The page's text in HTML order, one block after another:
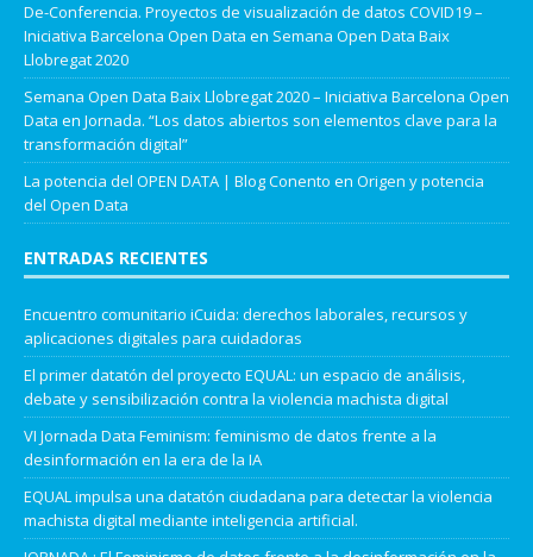
De-Conferencia. Proyectos de visualización de datos COVID19 –
Iniciativa Barcelona Open Data en Semana Open Data Baix
Llobregat 2020
Semana Open Data Baix Llobregat 2020 – Iniciativa Barcelona Open
Data en Jornada. “Los datos abiertos son elementos clave para la
transformación digital”
La potencia del OPEN DATA | Blog Conento en Origen y potencia
del Open Data
ENTRADAS RECIENTES
Encuentro comunitario iCuida: derechos laborales, recursos y
aplicaciones digitales para cuidadoras
El primer datatón del proyecto EQUAL: un espacio de análisis,
debate y sensibilización contra la violencia machista digital
VI Jornada Data Feminism: feminismo de datos frente a la
desinformación en la era de la IA
EQUAL impulsa una datatón ciudadana para detectar la violencia
machista digital mediante inteligencia artificial.